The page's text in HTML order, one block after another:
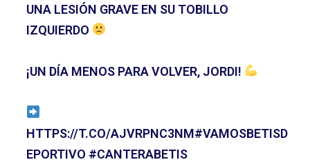
UNA LESIÓN GRAVE EN SU TOBILLO
IZQUIERDO
¡UN DÍA MENOS PARA VOLVER, JORDI!
HTTPS://T.CO/AJVRPNC3NM#VAMOSBETISD
EPORTIVO #CANTERABETIS